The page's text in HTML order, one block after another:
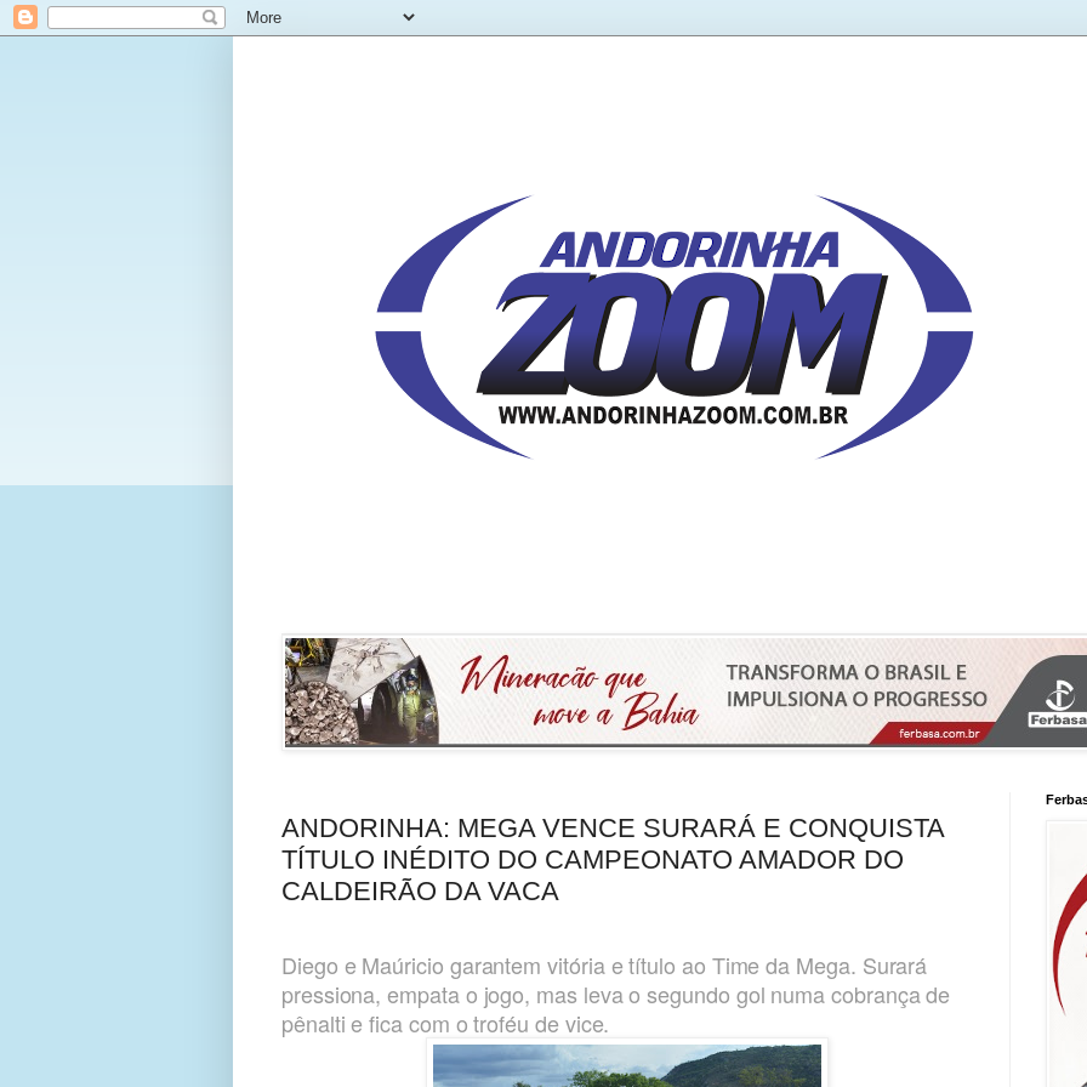
ANDORINHA: MEGA VENCE SURARÁ E CONQUISTA
TÍTULO INÉDITO DO CAMPEONATO AMADOR DO
CALDEIRÃO DA VACA
Diego e Maúricio garantem vitória e título ao Time da Mega. Surará
pressiona, empata o jogo, mas leva o segundo gol numa cobrança de
pênalti e fica com o troféu de vice.